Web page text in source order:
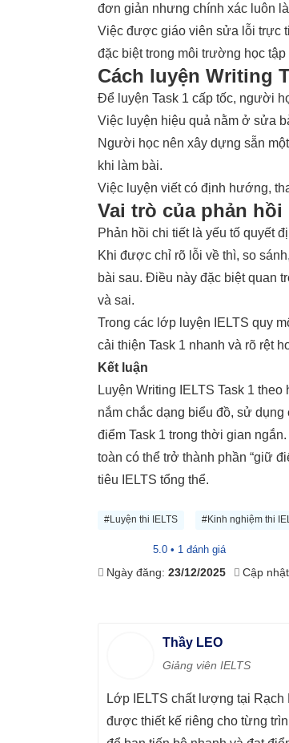
đơn giản nhưng chính xác luôn
Việc được giáo viên sửa lỗi trực
đặc biệt trong môi trường học
Cách luyện Writing
Để luyện Task 1 cấp tốc, người
Việc luyện hiệu quả nằm ở sửa
Người học nên xây dựng sẵn
khi làm bài.
Việc luyện viết có định hướng,
Vai trò của phản
Phản hồi chi tiết là yếu tố quyết
Khi được chỉ rõ lỗi về thì, so
bài sau. Điều này đặc biệt quan
và sai.
Trong các lớp luyện IELTS quy
cải thiện Task 1 nhanh và rõ rệt
Kết luận
Luyện Writing IELTS Task 1
nắm chắc dạng biểu đồ, sử
điểm Task 1 trong thời gian
toàn có thể trở thành phần “giữ
tiêu IELTS tổng thể.
#Luyện thi IELTS #Kinh nghiệm thi
5.0 • 1 đánh giá
Ngày đăng: 23/12/2025 Cập
Thầy LEO
Giảng viên IELTS
Lớp IELTS chất lượng tại Rạch
được thiết kế riêng cho từng